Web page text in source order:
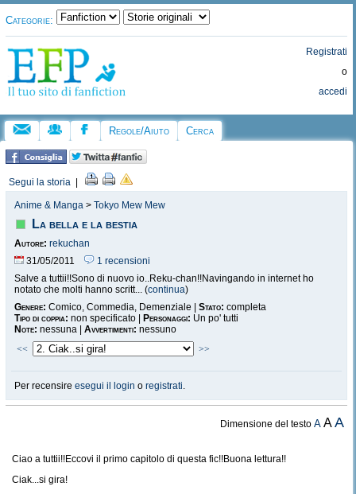
Categorie:
Registrati
o
accedi
Regole/Aiuto Cerca
Segui la storia
Anime & Manga > Tokyo Mew Mew
La bella e la bestia
Autore: rekuchan
31/05/2011
1 recensioni
Salve a tuttii!!Sono di nuovo io..Reku-chan!!Navingando in internet ho
notato che molti hanno scritt... (continua)
Genere: Comico, Commedia, Demenziale | Stato: completa
Tipo di coppia: non specificato | Personaggi: Un po' tutti
Note: nessuna | Avvertimenti: nessuno
<<
>>
Per recensire esegui il login o registrati.
Dimensione del testoA AA
Ciao a tuttii!!Eccovi il primo capitolo di questa fic!!Buona lettura!!
Ciak...si gira!